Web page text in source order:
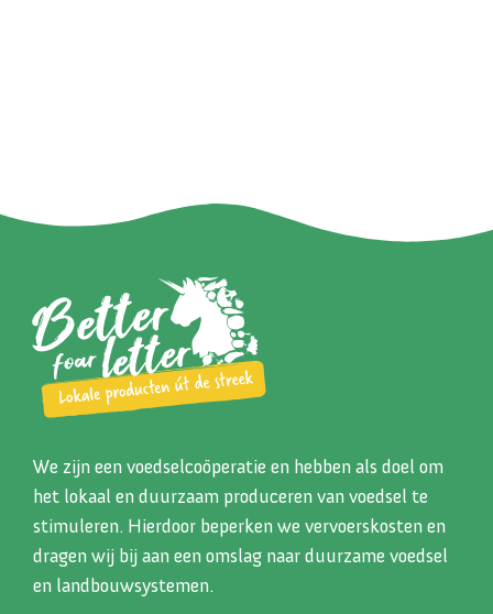
We zijn een voedselcoöperatie en hebben als doel om
het lokaal en duurzaam produceren van voedsel te
stimuleren. Hierdoor beperken we vervoerskosten en
dragen wij bij aan een omslag naar duurzame voedsel
en landbouwsystemen.